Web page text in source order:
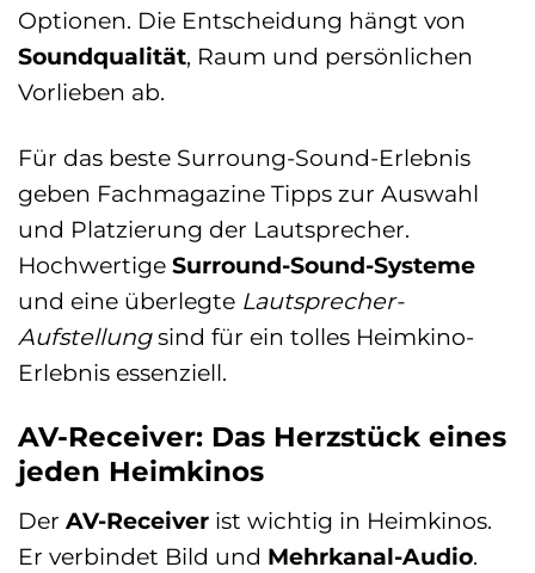
Optionen. Die Entscheidung hängt von
Soundqualität, Raum und persönlichen
Vorlieben ab.
Für das beste Surroung-Sound-Erlebnis
geben Fachmagazine Tipps zur Auswahl
und Platzierung der Lautsprecher.
Hochwertige Surround-Sound-Systeme
und eine überlegte Lautsprecher-
Aufstellungsind für ein tolles Heimkino-
Erlebnis essenziell.
AV-Receiver: Das Herzstück eines
jeden Heimkinos
Der AV-Receiver ist wichtig in Heimkinos.
Er verbindet Bild und Mehrkanal-Audio.